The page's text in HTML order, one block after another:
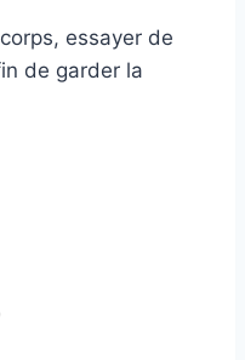
essayer de
de garder la